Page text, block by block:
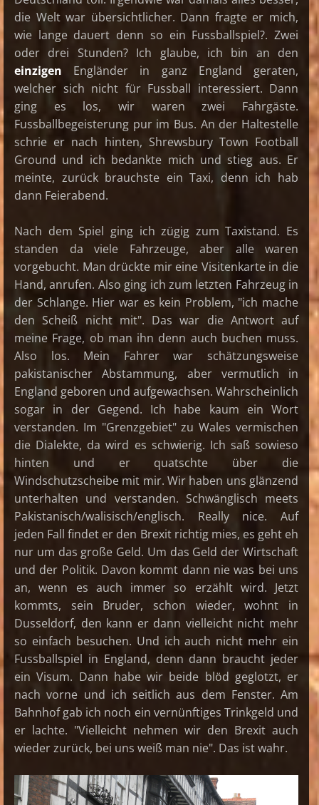
die Welt war übersichtlicher. Dann fragte er mich,
wie lange dauert denn so ein Fussballspiel?. Zwei
oder drei Stunden? Ich glaube, ich bin an den
einzigen Engländer in ganz England geraten,
welcher sich nicht für Fussball interessiert. Dann
ging es los, wir waren zwei Fahrgäste.
Fussballbegeisterung pur im Bus. An der Haltestelle
schrie er nach hinten, Shrewsbury Town Football
Ground und ich bedankte mich und stieg aus. Er
meinte, zurück brauchste ein Taxi, denn ich hab
dann Feierabend.
Nach dem Spiel ging ich zügig zum Taxistand. Es
standen da viele Fahrzeuge, aber alle waren
vorgebucht. Man drückte mir eine Visitenkarte in die
Hand, anrufen. Also ging ich zum letzten Fahrzeug in
der Schlange. Hier war es kein Problem, "ich mache
den Scheiß nicht mit". Das war die Antwort auf
meine Frage, ob man ihn denn auch buchen muss.
Also los. Mein Fahrer war schätzungsweise
pakistanischer Abstammung, aber vermutlich in
England geboren und aufgewachsen. Wahrscheinlich
sogar in der Gegend. Ich habe kaum ein Wort
verstanden. Im "Grenzgebiet" zu Wales vermischen
die Dialekte, da wird es schwierig. Ich saß sowieso
hinten und er quatschte über die
Windschutzscheibe mit mir. Wir haben uns glänzend
unterhalten und verstanden. Schwänglisch meets
Pakistanisch/walisisch/englisch. Really nice. Auf
jeden Fall findet er den Brexit richtig mies, es geht eh
nur um das große Geld. Um das Geld der Wirtschaft
und der Politik. Davon kommt dann nie was bei uns
an, wenn es auch immer so erzählt wird. Jetzt
kommts, sein Bruder, schon wieder, wohnt in
Dusseldorf, den kann er dann vielleicht nicht mehr
so einfach besuchen. Und ich auch nicht mehr ein
Fussballspiel in England, denn dann braucht jeder
ein Visum. Dann habe wir beide blöd geglotzt, er
nach vorne und ich seitlich aus dem Fenster. Am
Bahnhof gab ich noch ein vernünftiges Trinkgeld und
er lachte. "Vielleicht nehmen wir den Brexit auch
wieder zurück, bei uns weiß man nie". Das ist wahr.